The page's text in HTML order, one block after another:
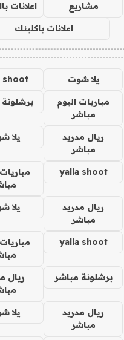
مشاريع اعلانات
اعلانات باكلينك
يلا شوت shoot
مباريات اليوم
مباشر
ريال مدريد
مباشر
يلا
yalla shoot
ريال مدريد
مباشر
يلا
yalla shoot
برشلونة مباشر
ريال
ريال مدريد
مباشر
يلا